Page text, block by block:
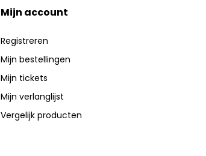
Mijn account
Registreren
Mijn bestellingen
Mijn tickets
Mijn verlanglijst
Vergelijk producten